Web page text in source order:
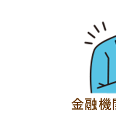
金融